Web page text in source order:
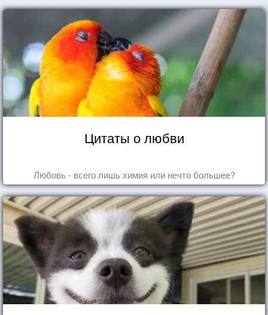
Цитаты о любви
Любовь - всего лишь химия или нечто большее?